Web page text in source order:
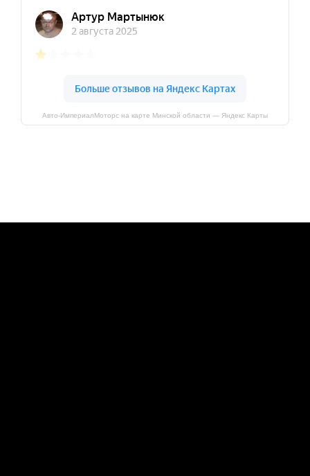
Авто-ИмпериалМоторс на карте Минской области — Яндекс Карты